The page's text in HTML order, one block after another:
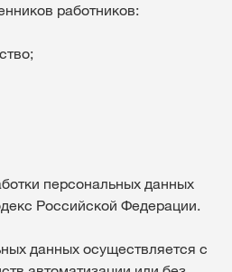
работников:
персональных данных
Российской Федерации.
данных осуществляется с